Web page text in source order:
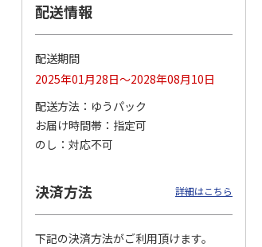
マスコット付箸・箸
支箸 ポムポムプ…
1,320円
(送料別・税込)
八角形ステンレスマ
配送情報
配送期間
2025年01月28日～2028年08月10日
配送方法
ゆうパック
お届け時間帯
指定可
のし
対応不可
決済方法 詳細はこちら
下記の決済方法がご利用頂けます。